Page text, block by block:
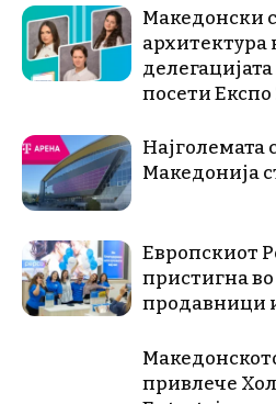
Македонски
архитектура
посети Експо
Најголемата
Македонија
Европскиот
пристигна во
продавници
привлече